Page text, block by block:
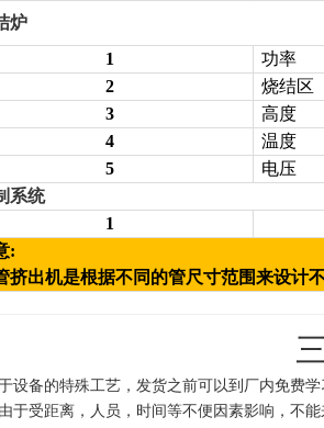
炉
1
功率
2
烧结区
3
高度
4
温度
5
电压
系统
1
:
挤出机是根据不同的管尺寸范围来设计
设备的特殊工艺，发货之前可以到厂内免费
于受距离，人员，时间等不便因素影响，不